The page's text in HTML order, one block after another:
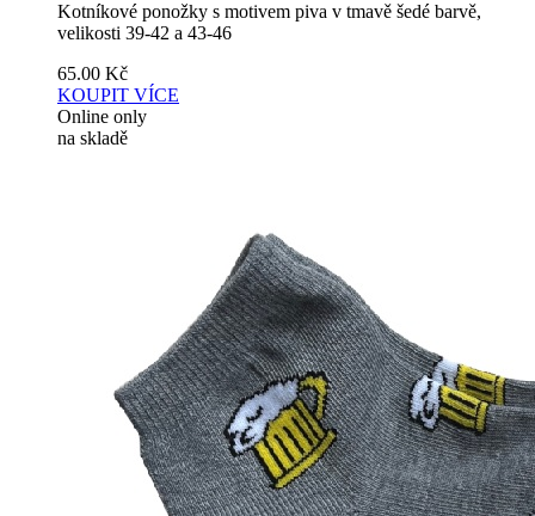
Kotníkové ponožky s motivem piva v tmavě šedé barvě,
velikosti 39-42 a 43-46
65.00 Kč
KOUPIT VÍCE
Online only
na skladě